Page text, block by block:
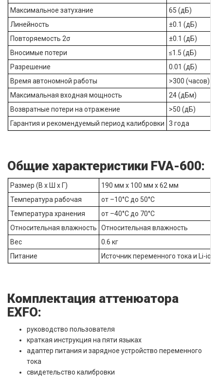
Максимальное затухание
65 (дБ)
Линейность
±0.1 (дБ)
Повторяемость 2σ
±0.1 (дБ)
Вносимые потери
≤1.5 (дБ)
Разрешение
0.01 (дБ)
Время автономной работы
>300 (часов)
Максимальная входная мощность
24 (дБм)
Возвратные потери на отражение
>50 (дБ)
Гарантия и рекомендуемый период калибровки
3 года
Общие характеристики FVA-600:
Размер (В x Ш x Г)
190 мм x 100 мм x 62 мм
Температура рабочая
от –10°C до 50°C
Температура хранения
от –40°C до 70°C
Относительная влажность
Относительная влажность
Вес
0.6 кг
Питание
Источник переменного тока и Li-ion
Комплектация аттенюатора
EXFO:
руководство пользователя
краткая инструкция на пяти языках
адаптер питания и зарядное устройство переменного
тока
cвидетельство калибровки